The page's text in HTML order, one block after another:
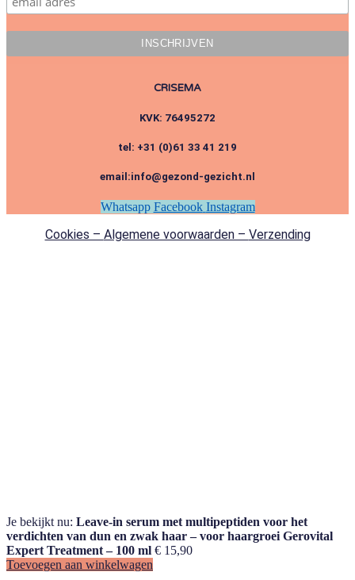
CRISEMA
KVK: 76495272
tel: +31 (0)61 33 41 219
email:info@gezond-gezicht.nl
Whatsapp Facebook Instagram
Cookies – Algemene voorwaarden – Verzending
Je bekijkt nu: Leave-in serum met multipeptiden voor het
verdichten van dun en zwak haar – voor haargroei Gerovital
Expert Treatment – 100 ml € 15,90
Toevoegen aan winkelwagen